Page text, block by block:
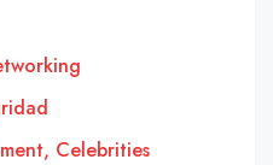
Celebrities